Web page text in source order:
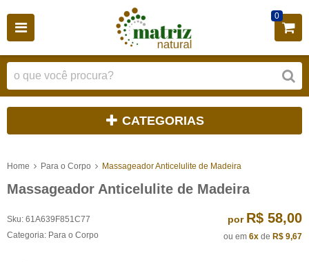
0
CATEGORIAS
Home Para o Corpo Massageador Anticelulite de Madeira
Massageador Anticelulite de Madeira
Sku: 61A639F851C77
Categoria: Para o Corpo
por R$ 58,00
ou em 6x de R$ 9,67